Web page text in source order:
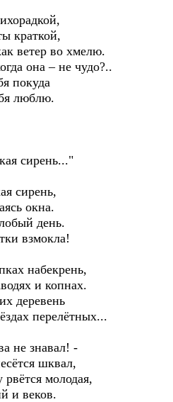
краткой,
ветер во хмелю.
она – не чудо?..
покуда
люблю.
сирень..."
сирень,
окна.
день.
взмокла!
набекрень,
и копнах.
деревень
перелётных...
не знавал! -
шквал,
молодая,
и веков.